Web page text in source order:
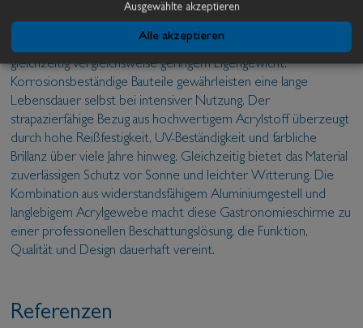
Auch in Material und Verarbeitung erfüllen die Schirme höchste
Ansprüche. Die stabile Konstruktion aus hochwertigem
Aluminium sorgt für eine ausgezeichnete Standfestigkeit bei
gleichzeitig vergleichsweise geringem Eigengewicht.
Korrosionsbeständige Bauteile gewährleisten eine lange
Lebensdauer selbst bei intensiver Nutzung. Der
strapazierfähige Bezug aus hochwertigem Acrylstoff überzeugt
durch hohe Reißfestigkeit, UV-Beständigkeit und farbliche
Brillanz über viele Jahre hinweg. Gleichzeitig bietet das Material
zuverlässigen Schutz vor Sonne und leichter Witterung. Die
Kombination aus widerstandsfähigem Aluminiumgestell und
langlebigem Acrylgewebe macht diese Gastronomieschirme zu
einer professionellen Beschattungslösung, die Funktion,
Qualität und Design dauerhaft vereint.
Referenzen
Ausgewählte akzeptieren
Alle akzeptieren